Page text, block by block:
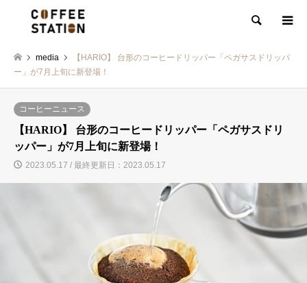
検索
media
【HARIO】 台形のコーヒードリッパー「ペガサスドリッパ
ー」が7月上旬に新登場！
コーヒーニュース
【HARIO】 台形のコーヒードリッパー「ペガサスドリ
ッパー」が7月上旬に新登場！
2023.05.17 / 最終更新日：2023.05.17